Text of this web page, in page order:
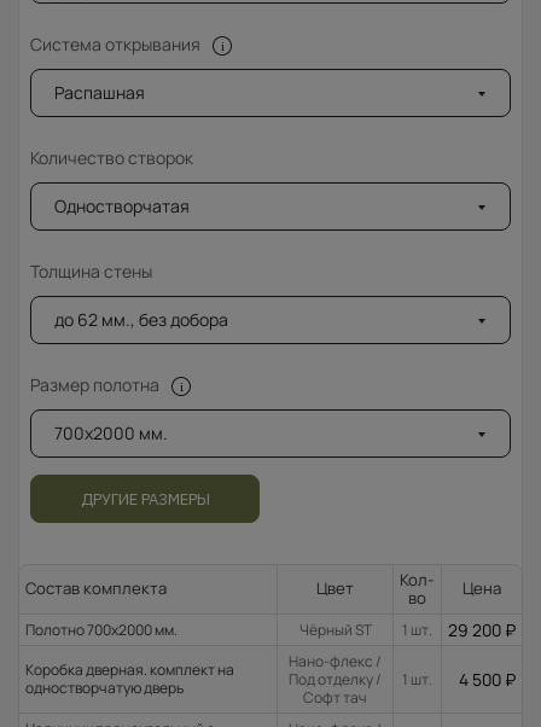
Система открывания
Распашная
Количество створок
Одностворчатая
Толщина стены
до 62 мм., без добора
Размер полотна
700x2000 мм.
ДРУГИЕ РАЗМЕРЫ
Состав комплекта Цвет
Кол-
во
Цена
Полотно 700x2000 мм. Чёрный ST 1 шт. 29 200 ₽
Коробка дверная. комплект на
одностворчатую дверь
Нано-флекс /
Под отделку /
Софт тач
1 шт. 4 500 ₽